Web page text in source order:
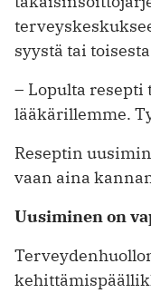
syystä tai
– Lopulta resepti
lääkärillemme.
Reseptin
vaan aina
Uusiminen on